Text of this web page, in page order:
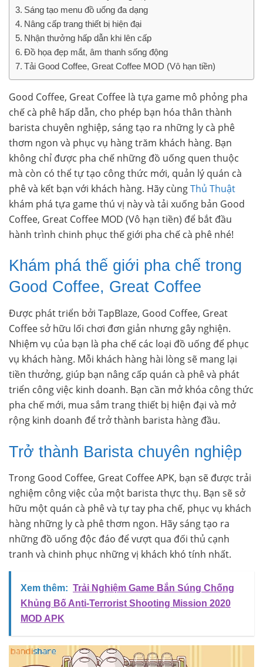
Sáng tạo menu đồ uống đa dạng
Nâng cấp trang thiết bị hiện đại
Nhận thưởng hấp dẫn khi lên cấp
Đồ họa đẹp mắt, âm thanh sống động
Tải Good Coffee, Great Coffee MOD (Vô hạn tiền)
Good Coffee, Great Coffee là tựa game mô phỏng pha
chế cà phê hấp dẫn, cho phép bạn hóa thân thành
barista chuyên nghiệp, sáng tạo ra những ly cà phê
thơm ngon và phục vụ hàng trăm khách hàng. Bạn
không chỉ được pha chế những đồ uống quen thuộc
mà còn có thể tự tạo công thức mới, quản lý quán cà
phê và kết bạn với khách hàng. Hãy cùngThủ Thuật
khám phá tựa game thú vị này và tải xuống bản Good
Coffee, Great Coffee MOD (Vô hạn tiền) để bắt đầu
hành trình chinh phục thế giới pha chế cà phê nhé!
Khám phá thế giới pha chế trong
Good Coffee, Great Coffee
Được phát triển bởi TapBlaze, Good Coffee, Great
Coffee sở hữu lối chơi đơn giản nhưng gây nghiện.
Nhiệm vụ của bạn là pha chế các loại đồ uống để phục
vụ khách hàng. Mỗi khách hàng hài lòng sẽ mang lại
tiền thưởng, giúp bạn nâng cấp quán cà phê và phát
triển công việc kinh doanh. Bạn cần mở khóa công thức
pha chế mới, mua sắm trang thiết bị hiện đại và mở
rộng kinh doanh để trở thành barista hàng đầu.
Trở thành Barista chuyên nghiệp
Trong Good Coffee, Great Coffee APK, bạn sẽ được trải
nghiệm công việc của một barista thực thụ. Bạn sẽ sở
hữu một quán cà phê và tự tay pha chế, phục vụ khách
hàng những ly cà phê thơm ngon. Hãy sáng tạo ra
những đồ uống độc đáo để vượt qua đối thủ cạnh
tranh và chinh phục những vị khách khó tính nhất.
Xem thêm: Trải Nghiệm Game Bắn Súng Chống
Khủng Bố Anti-Terrorist Shooting Mission 2020
MOD APK